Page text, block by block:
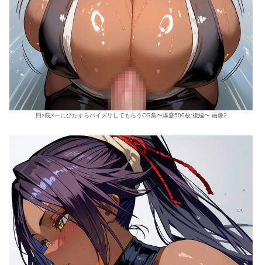
四×院×一にひたすらパイズリしてもらうCG集〜爆盛500枚:後編〜 画像2